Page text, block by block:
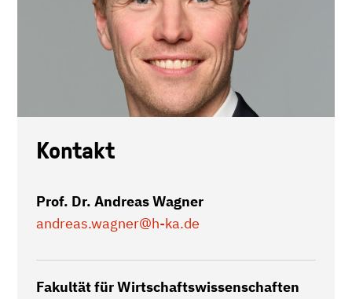
Kontakt
Prof. Dr. Andreas Wagner
andreas.wagner@h-ka.de
Fakultät für Wirtschaftswissenschaften